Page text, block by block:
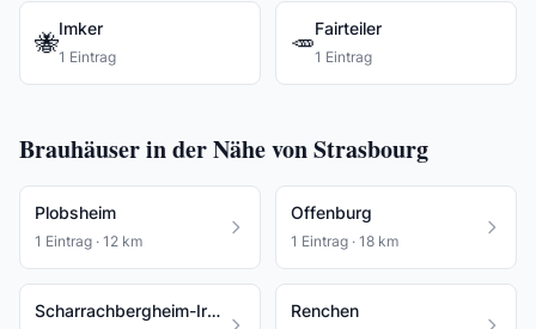
🐝
Imker
1 Eintrag 🥕
Fairteiler
1 Eintrag
Brauhäuser in der Nähe von Strasbourg
Plobsheim
1 Eintrag · 12 km
Offenburg
1 Eintrag · 18 km
Scharrachbergheim-Irmstett Renchen